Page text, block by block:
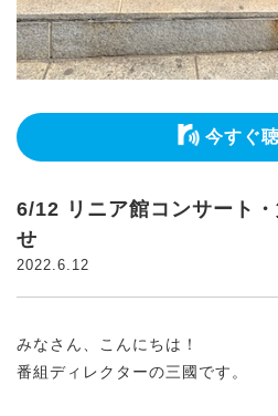
今すぐ
6/12 リニア館コンサート
せ
2022.6.12
みなさん、こんにちは！
番組ディレクターの三國です。